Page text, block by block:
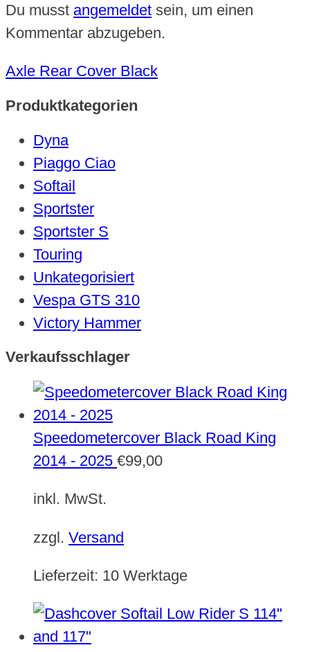
Du musst angemeldet sein, um einen
Kommentar abzugeben.
Axle Rear Cover Black
Produktkategorien
Dyna
Piaggo Ciao
Softail
Sportster
Sportster S
Touring
Unkategorisiert
Vespa GTS 310
Victory Hammer
Verkaufsschlager
Speedometercover Black Road King
2014 - 2025 €99,00
inkl. MwSt.
zzgl. Versand
Lieferzeit: 10 Werktage